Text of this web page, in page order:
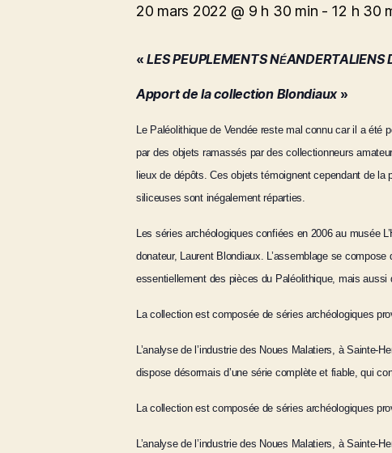
20 mars 2022 @ 9 h 30 min - 12 h 30
«LES PEUPLEMENTS NÉANDERTALIENS
Apport de la collection Blondiaux»
Le Paléolithique de Vendée reste mal connu car il a été
par des objets ramassés par des collectionneurs
lieux de dépôts. Ces objets témoignent cependant de
siliceuses sont inégalement réparties.
Les séries archéologiques confiées en 2006 au musée
donateur, Laurent Blondiaux. L’assemblage se
essentiellement des pièces du Paléolithique, mais aussi
La collection est composée de séries archéologiques
L’analyse de l’industrie des Noues Malatiers, à Sainte-
dispose désormais d’une série complète et fiable, qui
La collection est composée de séries archéologiques
L’analyse de l’industrie des Noues Malatiers, à Sainte-